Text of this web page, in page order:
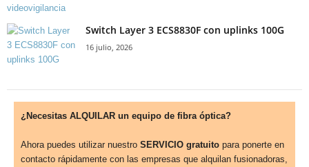
Switch Layer 3 ECS8830F con uplinks 100G
16 julio, 2026
¿Necesitas ALQUILAR un equipo de fibra óptica?
Ahora puedes utilizar nuestro SERVICIO gratuito para ponerte en
contacto rápidamente con las empresas que alquilan fusionadoras,